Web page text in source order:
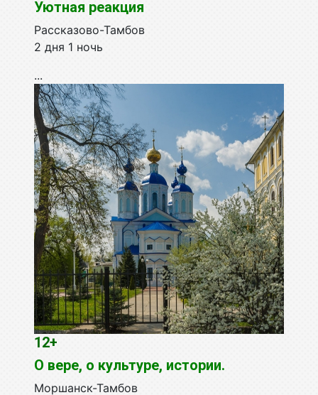
Уютная реакция
Рассказово-Тамбов
2 дня 1 ночь
...
12+
О вере, о культуре, истории.
Моршанск-Тамбов